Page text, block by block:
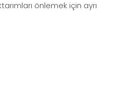
önlemek için ayrı